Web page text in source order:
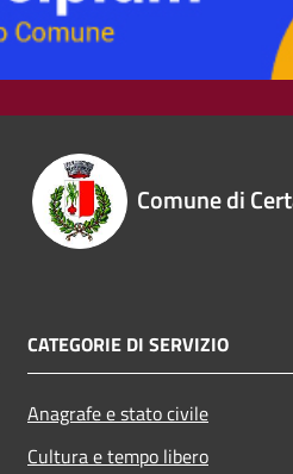
Comune di
CATEGORIE DI SERVIZIO
Anagrafe e stato civile
Cultura e tempo libero